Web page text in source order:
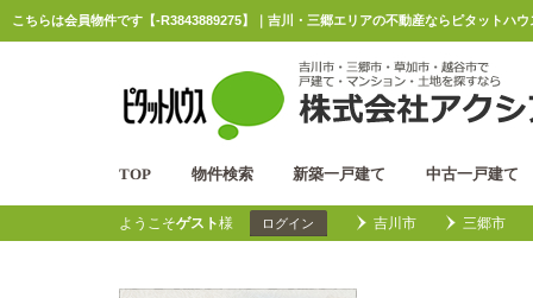
こちらは会員物件です【-R3843889275】｜吉川・三郷エリアの不動産ならピタットハ
TOP 物件検索 新築一戸建て 中古一戸建て
ようこそゲスト様 ログイン 吉川市 三郷市